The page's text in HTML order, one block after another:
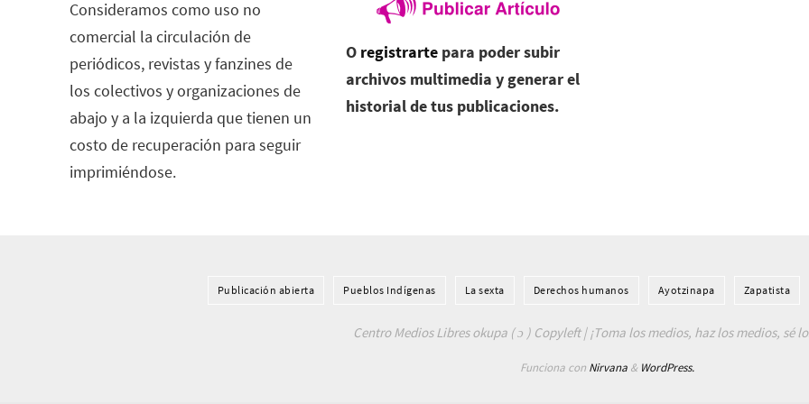
Consideramos como uso no
comercial la circulación de
periódicos, revistas y fanzines de
los colectivos y organizaciones de
abajo y a la izquierda que tienen un
costo de recuperación para seguir
imprimiéndose.
O registrarte para poder subir
archivos multimedia y generar el
historial de tus publicaciones.
Publicación abierta Pueblos Indí­genas La sexta Derechos humanos Ayotzinapa Zapatista
Centro Medios Libres okupa ( ɔ ) Copyleft | ¡Toma los medios, haz los medios, sé
Funciona con Nirvana& WordPress.